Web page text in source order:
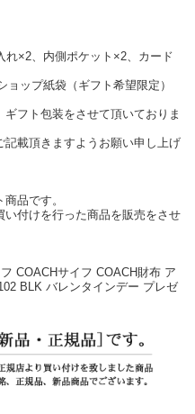
×2、内側ポケット×2、カード
ップ紙袋（ギフト希望限定）
フト包装をさせて頂いておりま
載頂きますようお願い申し上げ
品です。
付けを行った商品を販売をさせ
COACHサイフ COACH財布 ア
BLK バレンタインデー プレゼ